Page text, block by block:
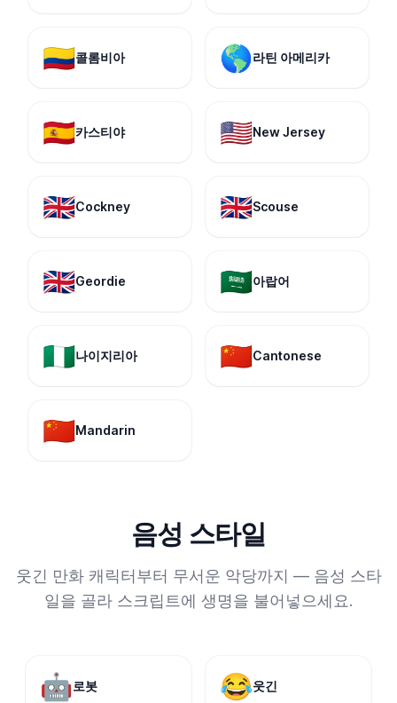
🇨🇴콜롬비아 🌎라틴 아메리카
🇪🇸카스티야 🇺🇸New Jersey
🇬🇧Cockney 🇬🇧Scouse
🇬🇧Geordie 🇸🇦아랍어
🇳🇬나이지리아 🇨🇳Cantonese
🇨🇳Mandarin
음성 스타일
웃긴 만화 캐릭터부터 무서운 악당까지 — 음성 스타
일을 골라 스크립트에 생명을 불어넣으세요.
🤖 로봇 😂웃긴